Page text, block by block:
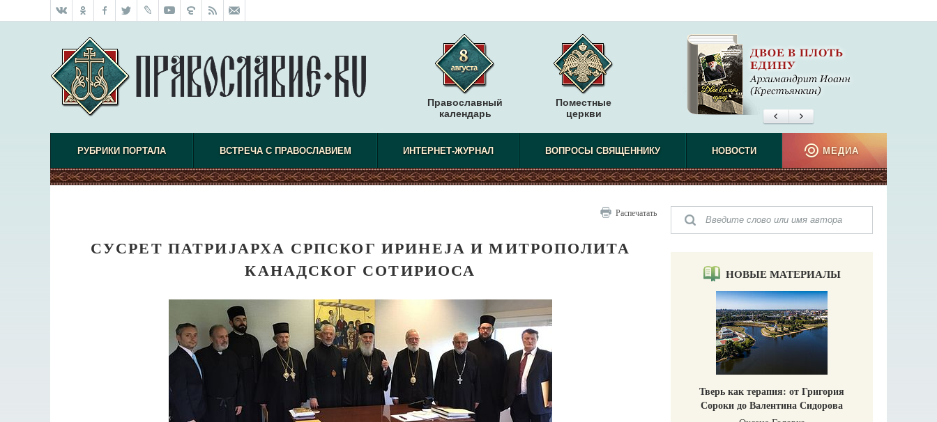
Поместные
церкви
Православный
календарь
РУБРИКИ ПОРТАЛА ВСТРЕЧА С ПРАВОСЛАВИЕМ ИНТЕРНЕТ-ЖУРНАЛ ВОПРОСЫ СВЯЩЕННИКУ НОВОСТИ МЕДИА
Распечатать
СУСРЕТ ПАТРИЈАРХА СРПСКОГ ИРИНЕЈА И МИТРОПОЛИТА
КАНАДСКОГ СОТИРИОСА
НОВЫЕ МАТЕРИАЛЫ
Тверь как терапия: от Григория
Сороки до Валентина Сидорова